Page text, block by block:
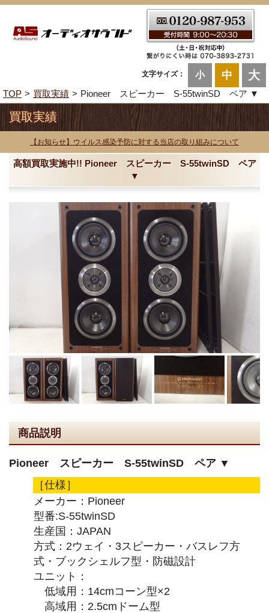
文字サイズ： 小 中 大
TOP 買取実績 Pioneer スピーカー S-55twinSD ペア ▼
買取実績
【お知らせ】ウイルス感染予防に対する当店の取り組みについて
高額買取実施中!! Pioneer スピーカー S-55twinSD ペア
▼
商品説明
Pioneer スピーカー S-55twinSD ペア ▼
［仕様］
メーカー：Pioneer
型番:S-55twinSD
生産国：JAPAN
方式：2ウェイ・3スピーカー・バスレフ方
式・ブックシェルフ型・防磁設計
ユニット：
低域用：14cmコーン型×2
高域用：2.5cmドーム型